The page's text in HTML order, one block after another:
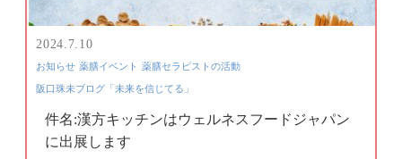
2024.7.10
お知らせ 薬膳イベント 薬膳セラピストの活動
阪口珠未ブログ「未来を信じてる」
件名:漢方キッチンはウェルネスフードジャパン
に出展します